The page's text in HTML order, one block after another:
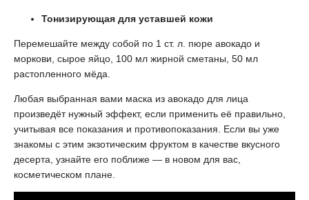
Тонизирующая для уставшей кожи
Перемешайте между собой по 1 ст. л. пюре авокадо и
моркови, сырое яйцо, 100 мл жирной сметаны, 50 мл
растопленного мёда.
Любая выбранная вами маска из авокадо для лица
произведёт нужный эффект, если применить её правильно,
учитывая все показания и противопоказания. Если вы уже
знакомы с этим экзотическим фруктом в качестве вкусного
десерта, узнайте его поближе — в новом для вас,
косметическом плане.